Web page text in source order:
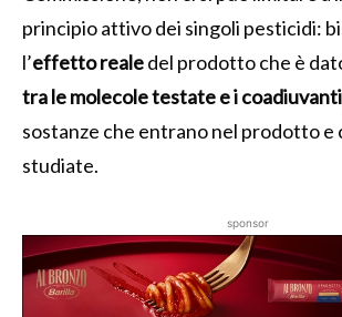
principio attivo dei singoli pesticidi:
l’effetto realedel prodotto che è
tra le molecole testate e i coadiuvanti
sostanze che entrano nel prodotto e
studiate.
sponsor